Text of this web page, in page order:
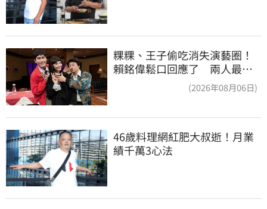
粿粿、王子偷吃消失演藝圈！
賴銘偉鬆口回應了 兩人最新
(2026年08月06日)
46歲料理網紅肥大叔逝！月業
績千萬3心法